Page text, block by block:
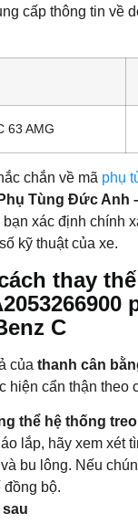
cấp thông tin về
63 AMG
chắn về mã phụ
Tùng Đức Anh
xác định chính
kỹ thuật của xe.
thay
C
của thanh cân
hiện cẩn thận theo
thể hệ thống treo
lắp, hãy xem xét
bu lông. Nếu
đồng bộ.
sau